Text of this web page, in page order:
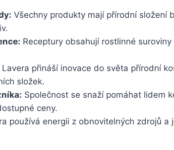
Všechny produkty mají přírodní složení
Receptury obsahují rostlinné
Lavera přináší inovace do světa přírodní
složek.
Společnost se snaží pomáhat lidem
ceny.
používá energii z obnovitelných zdrojů a